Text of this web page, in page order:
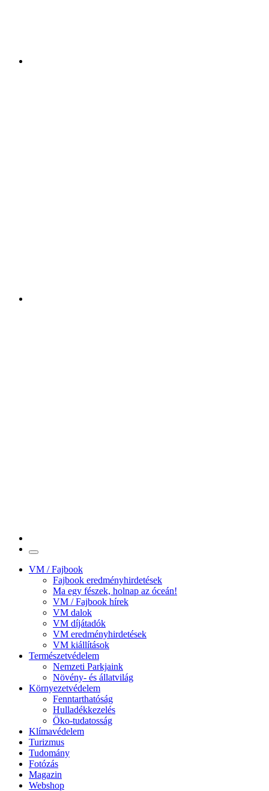
VM / Fajbook
Fajbook eredményhirdetések
Ma egy fészek, holnap az óceán!
VM / Fajbook hírek
VM dalok
VM díjátadók
VM eredményhirdetések
VM kiállítások
Természetvédelem
Nemzeti Parkjaink
Növény- és állatvilág
Környezetvédelem
Fenntarthatóság
Hulladékkezelés
Öko-tudatosság
Klímavédelem
Turizmus
Tudomány
Fotózás
Magazin
Webshop